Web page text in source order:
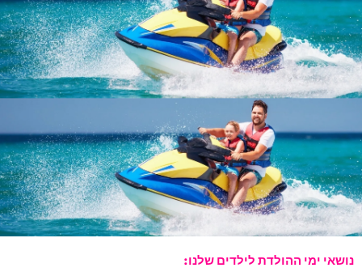
נושאי ימי ההולדת לילדים שלנו: